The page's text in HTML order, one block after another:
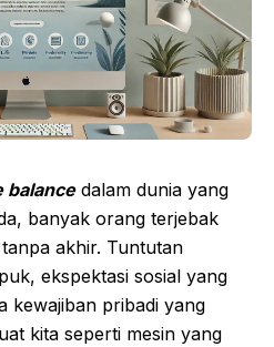
balancedalam dunia yang
banyak orang terjebak
akhir. Tuntutan
ekspektasi sosial yang
kewajiban pribadi yang
kita seperti mesin yang